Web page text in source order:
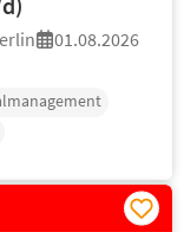
01.08.2026